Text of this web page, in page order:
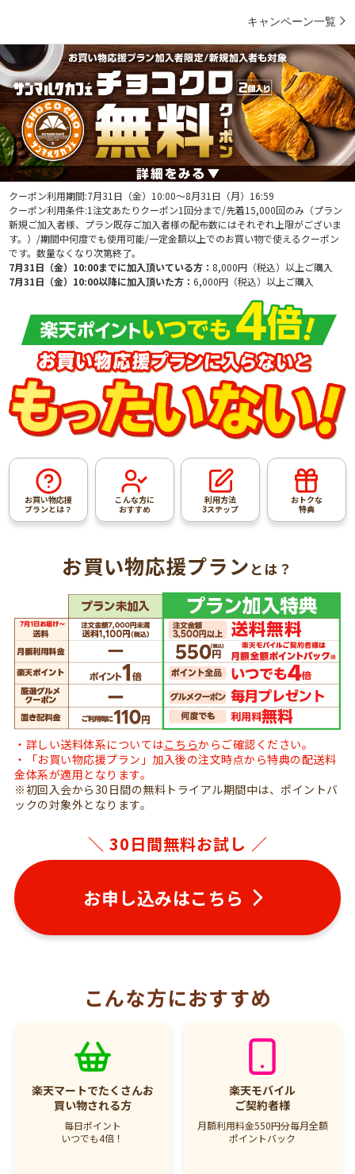
キャンペーン一覧
クーポン利用期間:7月31日（金）10:00～8月31日（月）16:59
クーポン利用条件:1注文あたりクーポン1回分まで/先着15,000回のみ（プラン
新規ご加入者様、プラン既存ご加入者様の配布数にはそれぞれ上限がございま
す。）/期間中何度でも使用可能/一定金額以上でのお買い物で使えるクーポン
です。数量なくなり次第終了。
7月31日（金）10:00までに加入頂いている方： 8,000円（税込）以上ご購入
7月31日（金）10:00以降に加入頂いた方：6,000円（税込）以上ご購入
お買い物応援
プランとは？
こんな方に
おすすめ
利用方法
3ステップ
おトクな
特典
お買い物応援プラン とは？
・詳しい送料体系についてはこちらからご確認ください。
・「お買い物応援プラン」加入後の注文時点から特典の配送料
金体系が適用となります。
※初回入会から30日間の無料トライアル期間中は、ポイントバ
ックの対象外となります。
＼ 30日間無料お試し ／
お申し込みはこちら
こんな方におすすめ
楽天マートでたくさんお
買い物される方
毎日ポイント
いつでも4倍！
楽天モバイル
ご契約者様
月額利用料金550円分毎月全額
ポイントバック